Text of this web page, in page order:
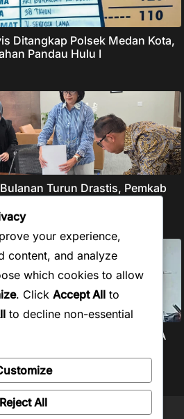
Ditangkap Polsek Medan Kota,
Pandau Hulu I
Turun Drastis, Pemkab
Kesempatan Pengaktifan KTA
Kilat. Powered by
your experience,
content, and analyze
which cookies to allow
. Click Accept All to
to decline non-essential
Reject All